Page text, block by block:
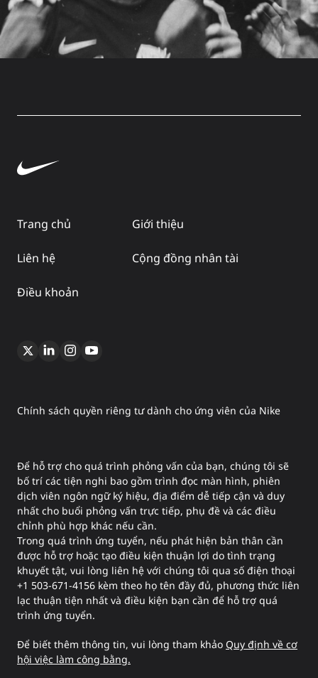
Trang chủ Giới thiệu
Liên hệ Cộng đồng nhân tài
Điều khoản
Chính sách quyền riêng tư dành cho ứng viên của Nike
Để hỗ trợ cho quá trình phỏng vấn của bạn, chúng tôi sẽ
bố trí các tiện nghi bao gồm trình đọc màn hình, phiên
dịch viên ngôn ngữ ký hiệu, địa điểm dễ tiếp cận và duy
nhất cho buổi phỏng vấn trực tiếp, phụ đề và các điều
chỉnh phù hợp khác nếu cần.
Trong quá trình ứng tuyển, nếu phát hiện bản thân cần
được hỗ trợ hoặc tạo điều kiện thuận lợi do tình trạng
khuyết tật, vui lòng liên hệ với chúng tôi qua số điện thoại
+1 503-671-4156 kèm theo họ tên đầy đủ, phương thức liên
lạc thuận tiện nhất và điều kiện bạn cần để hỗ trợ quá
trình ứng tuyển.
Để biết thêm thông tin, vui lòng tham khảo Quy định về cơ
hội việc làm công bằng.